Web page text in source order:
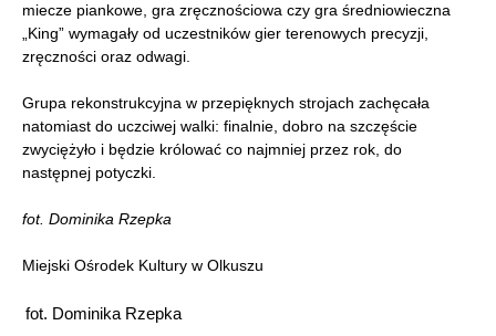
miecze piankowe, gra zręcznościowa czy gra średniowieczna
„King” wymagały od uczestników gier terenowych precyzji,
zręczności oraz odwagi.
Grupa rekonstrukcyjna w przepięknych strojach zachęcała
natomiast do uczciwej walki: finalnie, dobro na szczęście
zwyciężyło i będzie królować co najmniej przez rok, do
następnej potyczki.
fot. Dominika Rzepka
Miejski Ośrodek Kultury w Olkuszu
fot. Dominika Rzepka